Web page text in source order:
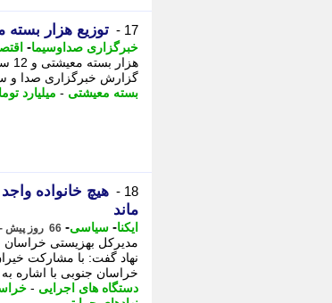
17 - توزیع هزار بسته معیشتی و 12
خبرگزاری صداوسیما-
گزارش خبرگزاری صدا و
بسته معیشتی - میلیارد
18 -
هیچ خانواده
ماند
ایکنا- سیاسی- 66 روز پیش - سه شنبه 12 خرداد 1405، 13:17
نهاد گفت: با مشارکت
خراسان جنوبی با اشاره به
دستگاه های اجرایی -